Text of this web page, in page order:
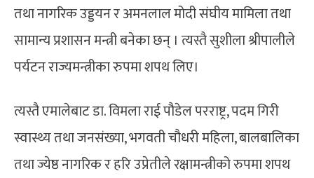
तथा नागरिक उड्डयन र अमनलाल मोदी संघीय मामिला तथा
सामान्य प्रशासन मन्त्री बनेका छन् । त्यस्तै सुशीला श्रीपालीले
पर्यटन राज्यमन्त्रीका रुपमा शपथ लिए।
त्यस्तै एमालेबाट डा. विमला राई पौडेल परराष्ट्र, पदम गिरी
स्वास्थ्य तथा जनसंख्या, भगवती चौधरी महिला, बालबालिका
तथा ज्येष्ठ नागरिक र हरि उप्रेतीले रक्षामन्त्रीको रुपमा शपथ